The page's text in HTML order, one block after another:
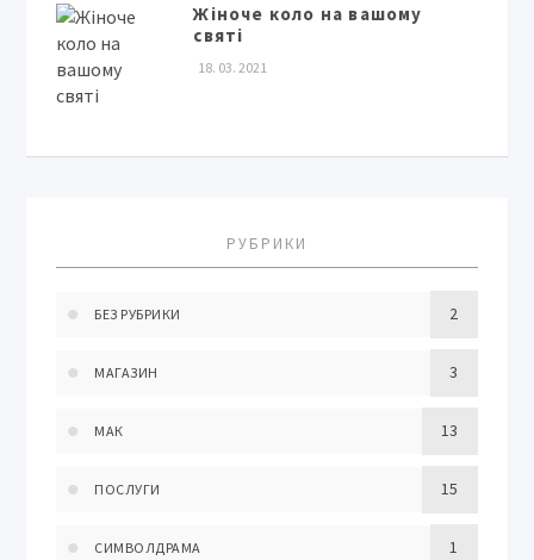
Жіноче коло на вашому
святі
18. 03. 2021
РУБРИКИ
БЕЗ РУБРИКИ 2
МАГАЗИН 3
МАК 13
ПОСЛУГИ 15
СИМВОЛДРАМА 1